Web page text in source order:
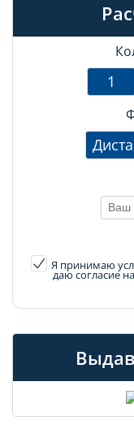
1
Я принимаю
даю согласие